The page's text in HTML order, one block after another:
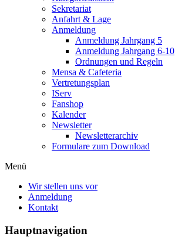
Sekretariat
Anfahrt & Lage
Anmeldung
Anmeldung Jahrgang 5
Anmeldung Jahrgang 6-10
Ordnungen und Regeln
Mensa & Cafeteria
Vertretungsplan
IServ
Fanshop
Kalender
Newsletter
Newsletterarchiv
Formulare zum Download
Menü
Wir stellen uns vor
Anmeldung
Kontakt
Hauptnavigation